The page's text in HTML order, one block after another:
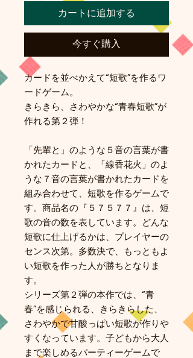
カートに追加する
今すぐ購入
カードを並べかえて“短歌”を作るワ
ードゲーム。
きらきら、さわやかな“青春短歌”が
作れる第２弾！
「先輩と」のような５音の言葉が書
かれたカードと、「線香花火」のよ
うな７音の言葉が書かれたカードを
組み合わせて、短歌を作るゲームで
す。商品名の『５７５７７』は、短
歌の音の数を表しています。どんな
短歌に仕上げるかは、プレイヤーの
センス次第。多数決で、もっともよ
い短歌を作った人が勝ちとなりま
す。
シリーズ第２弾の本作では、“青
春”を感じられる、きらきらした、
さわやかで甘酸っぱい短歌が作りや
すくなっています。子どもから大人
まで楽しめるパーティーゲームで